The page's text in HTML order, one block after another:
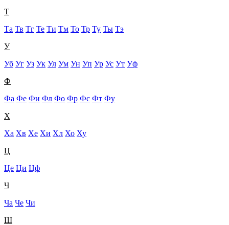
Т
Та Тв Тг Те Ти Тм То Тр Ту Ты Тэ
У
Уб Уг Уз Ук Ул Ум Ун Уп Ур Ус Ут Уф
Ф
Фа Фе Фи Фл Фо Фр Фс Фт Фу
Х
Ха Хв Хе Хи Хл Хо Ху
Ц
Це Ци Цф
Ч
Ча Че Чи
Ш